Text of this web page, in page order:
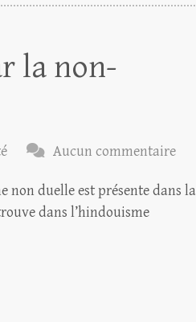
la non-
Aucun commentaire
non duelle est présente dans la
dans l’hindouisme